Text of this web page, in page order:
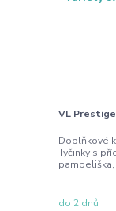
VL
Doplňkové
Tyčinky s
do 2 dnů